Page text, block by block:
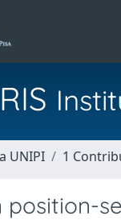
UNIPI 1
position-